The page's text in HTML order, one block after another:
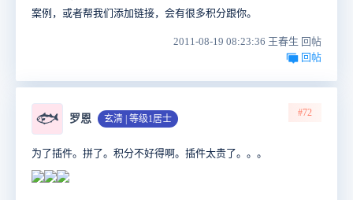
案例，或者帮我们添加链接，会有很多积分跟你。
2011-08-19 08:23:36 王春生 回帖
回帖
🐟 罗恩 玄清 | 等级1居士
#72
为了插件。拼了。积分不好得啊。插件太贵了。。。